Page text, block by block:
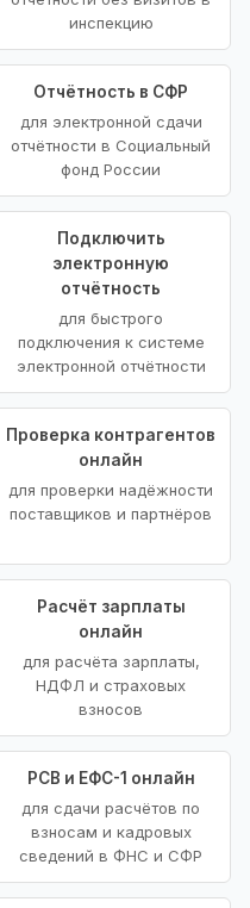
инспекцию
Отчётность в СФР
для электронной сдачи
отчётности в Социальный
фонд России
Подключить
электронную
отчётность
для быстрого
подключения к системе
электронной отчётности
Проверка контрагентов
онлайн
для проверки надёжности
поставщиков и партнёров
Расчёт зарплаты
онлайн
для расчёта зарплаты,
НДФЛ и страховых
взносов
РСВ и ЕФС-1 онлайн
для сдачи расчётов по
взносам и кадровых
сведений в ФНС и СФР